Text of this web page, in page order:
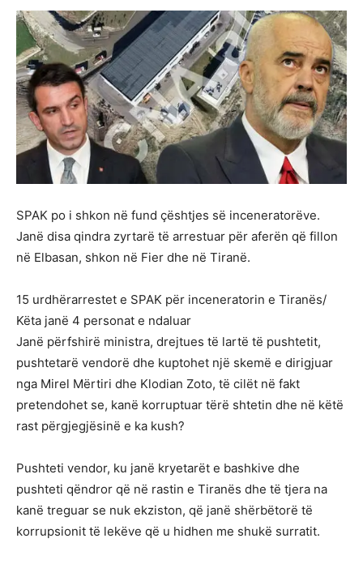
SPAK po i shkon në fund çështjes së inceneratorëve.
Janë disa qindra zyrtarë të arrestuar për aferën që fillon
në Elbasan, shkon në Fier dhe në Tiranë.
15 urdhërarrestet e SPAK për inceneratorin e Tiranës/
Këta janë 4 personat e ndaluar
Janë përfshirë ministra, drejtues të lartë të pushtetit,
pushtetarë vendorë dhe kuptohet një skemë e dirigjuar
nga Mirel Mërtiri dhe Klodian Zoto, të cilët në fakt
pretendohet se, kanë korruptuar tërë shtetin dhe në këtë
rast përgjegjësinë e ka kush?
Pushteti vendor, ku janë kryetarët e bashkive dhe
pushteti qëndror që në rastin e Tiranës dhe të tjera na
kanë treguar se nuk ekziston, që janë shërbëtorë të
korrupsionit të lekëve që u hidhen me shukë surratit.